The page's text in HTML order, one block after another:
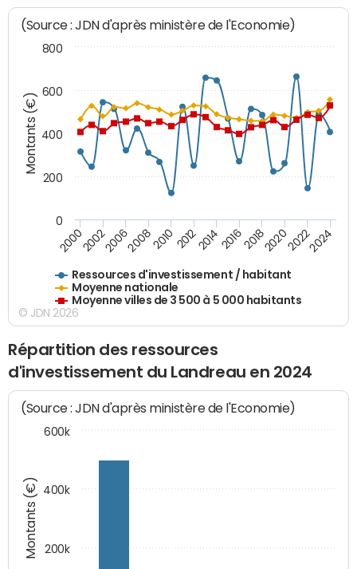
Montants (€)
(Source : JDN d'après ministère de l'Economie)
Ressources d'investissement / habitant
Moyenne nationale
Moyenne villes de 3 500 à 5 000 habitants
20002002200620082010 2012201420162018202020222024
0
200
400
600
800
© JDN 2026
Répartition des ressources
d'investissement du Landreau en 2024
Montants (€)
(Source : JDN d'après ministère de l'Economie)
200k
400k
600k